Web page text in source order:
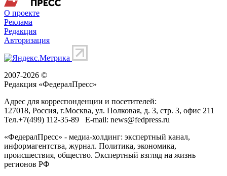
О проекте
Реклама
Редакция
Авторизация
2007-2026 ©
Редакция «ФедералПресс»
Адрес для корреспонденции и посетителей:
127018, Россия, г.Москва, ул. Полковая, д. 3, стр. 3, офис 211
Тел.+7(499) 112-35-89 E-mail: news@fedpress.ru
«ФедералПресс» - медиа-холдинг: экспертный канал,
информагентства, журнал. Политика, экономика,
происшествия, общество. Экспертный взгляд на жизнь
регионов РФ